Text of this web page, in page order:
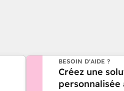
BESOIN D'AIDE ?
Créez une
personnalisée